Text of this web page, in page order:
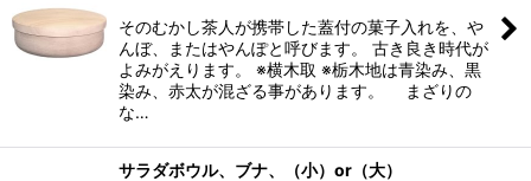
そのむかし茶人が携帯した蓋付の菓子入れを、や
んぼ、またはやんぽと呼びます。 古き良き時代が
よみがえります。 ※横木取 ※栃木地は青染み、黒
染み、赤太が混ざる事があります。 まざりの
な…
サラダボウル、ブナ、（小）or（大）